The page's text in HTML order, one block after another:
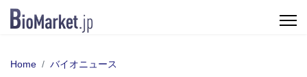
Home
バイオニュース